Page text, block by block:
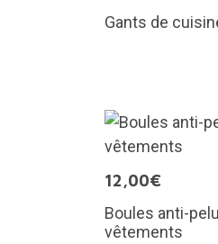
Gants de
12,00€
Boules anti-
vêtements